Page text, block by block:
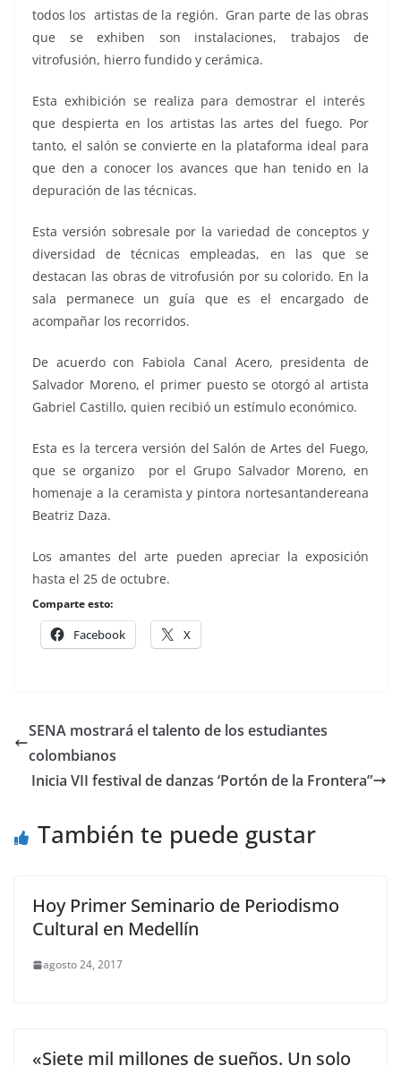
todos los artistas de la región. Gran parte de las obras
que se exhiben son instalaciones, trabajos de
vitrofusión, hierro fundido y cerámica.
Esta exhibición se realiza para demostrar el interés
que despierta en los artistas las artes del fuego. Por
tanto, el salón se convierte en la plataforma ideal para
que den a conocer los avances que han tenido en la
depuración de las técnicas.
Esta versión sobresale por la variedad de conceptos y
diversidad de técnicas empleadas, en las que se
destacan las obras de vitrofusión por su colorido. En la
sala permanece un guía que es el encargado de
acompañar los recorridos.
De acuerdo con Fabiola Canal Acero, presidenta de
Salvador Moreno, el primer puesto se otorgó al artista
Gabriel Castillo, quien recibió un estímulo económico.
Esta es la tercera versión del Salón de Artes del Fuego,
que se organizo por el Grupo Salvador Moreno, en
homenaje a la ceramista y pintora nortesantandereana
Beatriz Daza.
Los amantes del arte pueden apreciar la exposición
hasta el 25 de octubre.
Comparte esto:
Facebook X
SENA mostrará el talento de los estudiantes
colombianos
Inicia VII festival de danzas ‘Portón de la Frontera”
También te puede gustar
Hoy Primer Seminario de Periodismo
Cultural en Medellín
agosto 24, 2017
«Siete mil millones de sueños. Un solo